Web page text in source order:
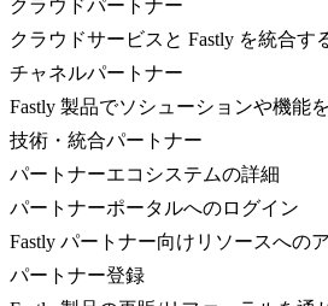
クラウドパートナー
クラウドサービスと Fastly を統合す
チャネルパートナー
Fastly 製品でソシューションや機能
技術・統合パートナー
パートナーエコシステムの詳細
パートナーポータルへのログイン
Fastly パートナー向けリソースへの
パートナー登録